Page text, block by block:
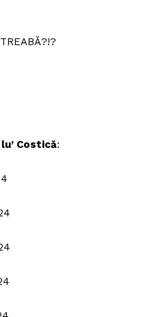
Costică: